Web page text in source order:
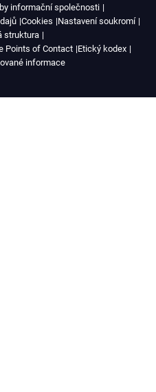
informační společnosti
Cookies Nastavení soukromí
struktura
Points of Contact Etický kodex
informace